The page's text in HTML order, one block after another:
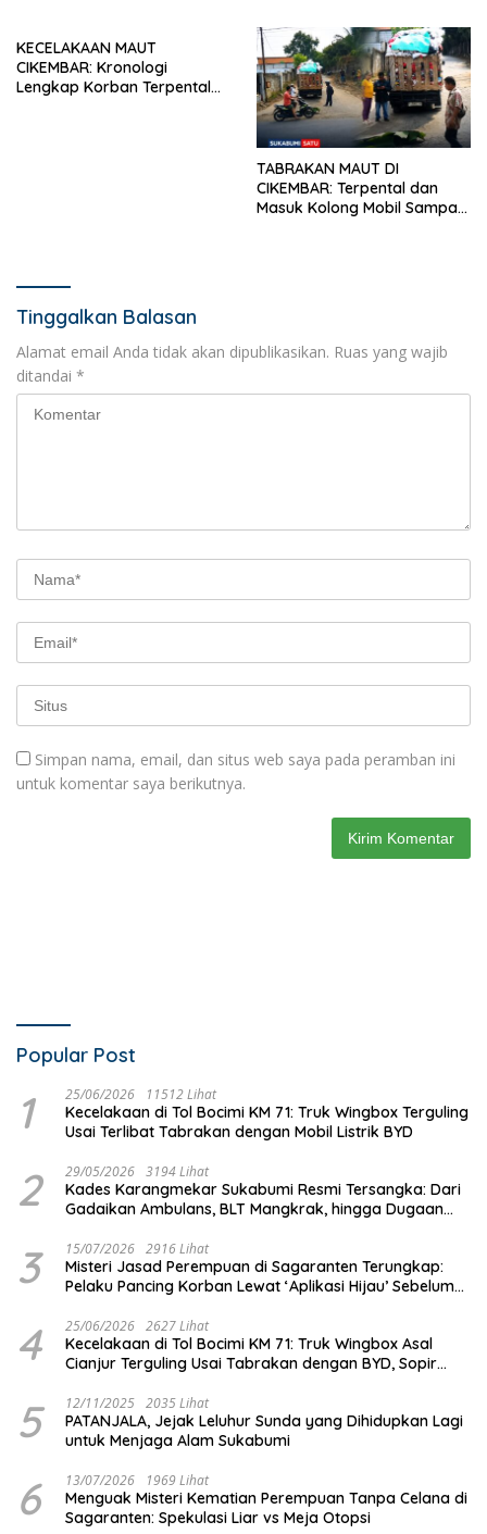
KECELAKAAN MAUT
CIKEMBAR: Kronologi
Lengkap Korban Terpental
TABRAKAN MAUT DI
CIKEMBAR: Terpental dan
Masuk Kolong Mobil Sampah,
Tinggalkan Balasan
Alamat email Anda tidak akan dipublikasikan. Ruas yang wajib
ditandai *
Simpan nama, email, dan situs web saya pada peramban ini
untuk komentar saya berikutnya.
Popular Post
1 25/06/2026 11512 Lihat
Kecelakaan di Tol Bocimi KM 71: Truk Wingbox Terguling
Usai Terlibat Tabrakan dengan Mobil Listrik BYD
2 29/05/2026 3194 Lihat
Kades Karangmekar Sukabumi Resmi Tersangka: Dari
Gadaikan Ambulans, BLT Mangkrak, hingga Dugaan
3 15/07/2026 2916 Lihat
Misteri Jasad Perempuan di Sagaranten Terungkap:
Pelaku Pancing Korban Lewat ‘Aplikasi Hijau’ Sebelum
4 25/06/2026 2627 Lihat
Kecelakaan di Tol Bocimi KM 71: Truk Wingbox Asal
Cianjur Terguling Usai Tabrakan dengan BYD, Sopir
5 12/11/2025 2035 Lihat
PATANJALA, Jejak Leluhur Sunda yang Dihidupkan Lagi
untuk Menjaga Alam Sukabumi
6 13/07/2026 1969 Lihat
Menguak Misteri Kematian Perempuan Tanpa Celana di
Sagaranten: Spekulasi Liar vs Meja Otopsi